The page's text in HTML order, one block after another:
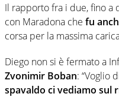
Il rapporto fra i due, fino a
con Maradona che fu
corsa per la massima
Diego non si è fermato a
Zvonimir Boban: “Voglio
spavaldo ci vediamo sul